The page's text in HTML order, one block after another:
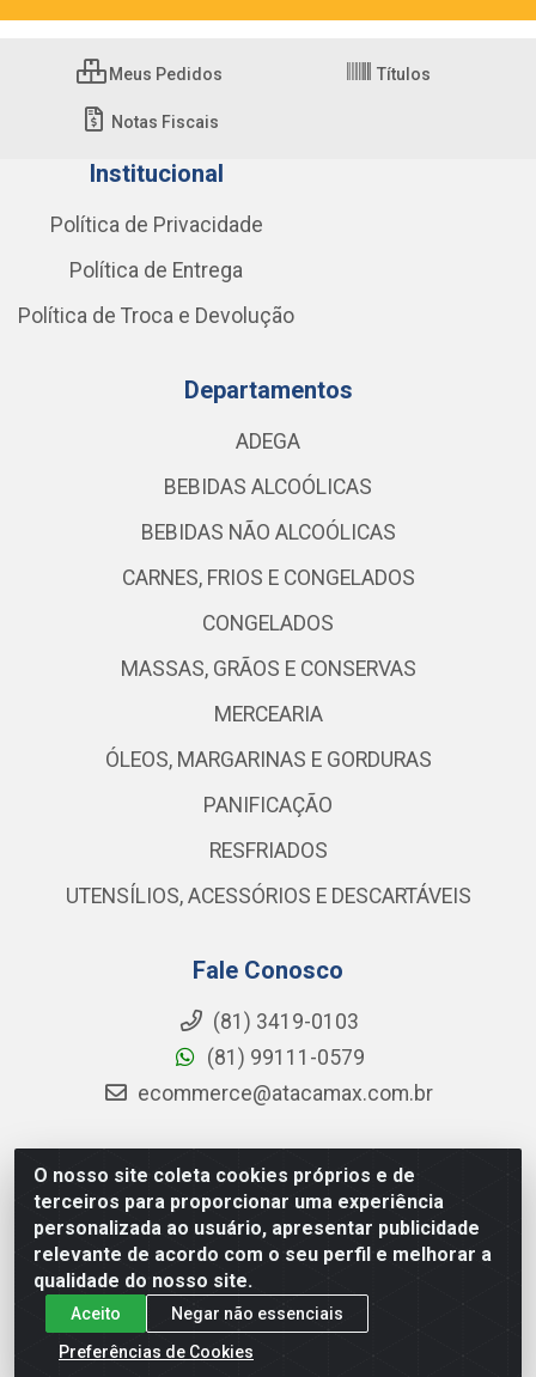
O nosso site coleta cookies próprios e de
terceiros para proporcionar uma experiência
personalizada ao usuário, apresentar publicidade
relevante de acordo com o seu perfil e melhorar a
qualidade do nosso site.
Aceito
Negar não essenciais
Preferências de Cookies
Meus Pedidos Títulos
Notas Fiscais
Institucional
Política de Privacidade
Política de Entrega
Política de Troca e Devolução
Departamentos
ADEGA
BEBIDAS ALCOÓLICAS
BEBIDAS NÃO ALCOÓLICAS
CARNES, FRIOS E CONGELADOS
CONGELADOS
MASSAS, GRÃOS E CONSERVAS
MERCEARIA
ÓLEOS, MARGARINAS E GORDURAS
PANIFICAÇÃO
RESFRIADOS
UTENSÍLIOS, ACESSÓRIOS E DESCARTÁVEIS
Fale Conosco
(81) 3419-0103
(81) 99111-0579
ecommerce@atacamax.com.br
Atacamax Importadora de Alimentos LTDA - RODOVIA BR-
101 - SUL, KM 79,60 GP E GALPAO:D - Muribeca, Jaboatão dos
Guararapes - PE, 54355-010 - CNPJ 08.305.623/0001-84